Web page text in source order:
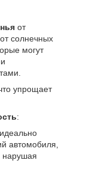
от
солнечных
могут
упрощает
:
автомобиля,
нарушая